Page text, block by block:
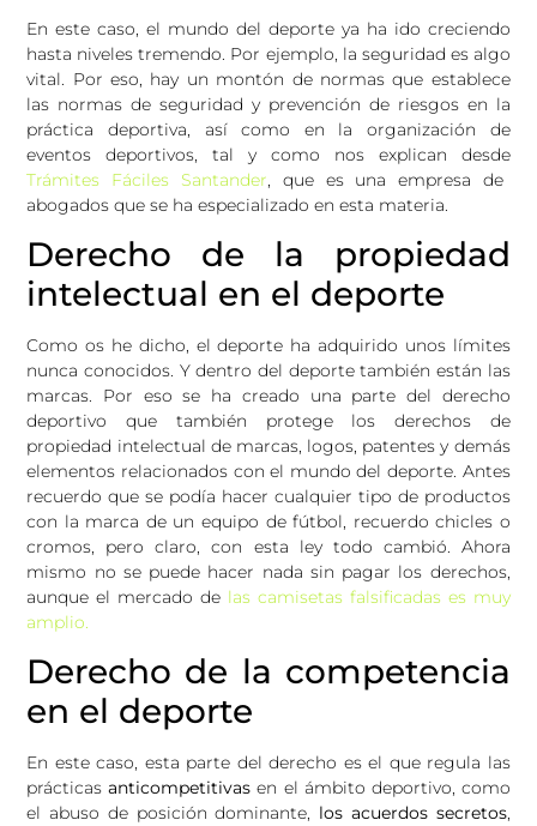
En este caso, el mundo del deporte ya ha ido creciendo
hasta niveles tremendo. Por ejemplo, la seguridad es algo
vital. Por eso, hay un montón de normas que establece
las normas de seguridad y prevención de riesgos en la
práctica deportiva, así como en la organización de
eventos deportivos, tal y como nos explican desde
Trámites Fáciles Santander , que es una empresa de
abogados que se ha especializado en esta materia.
Derecho de la propiedad
intelectual en el deporte
Como os he dicho, el deporte ha adquirido unos límites
nunca conocidos. Y dentro del deporte también están las
marcas. Por eso se ha creado una parte del derecho
deportivo que también protege los derechos de
propiedad intelectual de marcas, logos, patentes y demás
elementos relacionados con el mundo del deporte. Antes
recuerdo que se podía hacer cualquier tipo de productos
con la marca de un equipo de fútbol, recuerdo chicles o
cromos, pero claro, con esta ley todo cambió. Ahora
mismo no se puede hacer nada sin pagar los derechos,
aunque el mercado de las camisetas falsificadas es muy
amplio.
Derecho de la competencia
en el deporte
En este caso, esta parte del derecho es el que regula las
prácticasanticompetitivas en el ámbito deportivo, como
el abuso de posición dominante, los acuerdos secretos,